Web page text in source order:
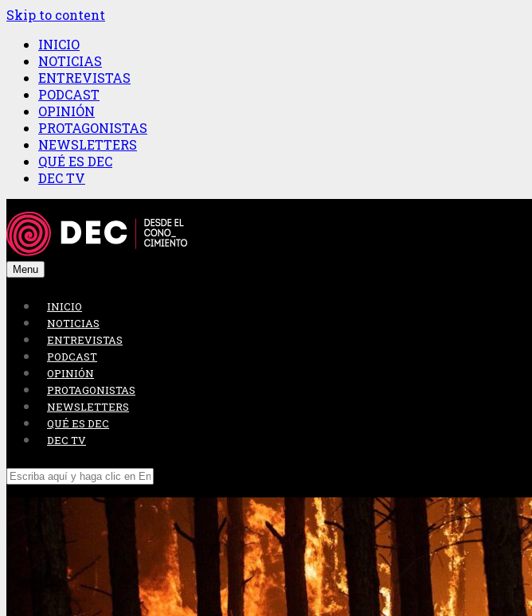
Skip to content
INICIO
NOTICIAS
ENTREVISTAS
PODCAST
OPINIÓN
PROTAGONISTAS
NEWSLETTERS
QUÉ ES DEC
DEC TV
Menu
INICIO
NOTICIAS
ENTREVISTAS
PODCAST
OPINIÓN
PROTAGONISTAS
NEWSLETTERS
QUÉ ES DEC
DEC TV